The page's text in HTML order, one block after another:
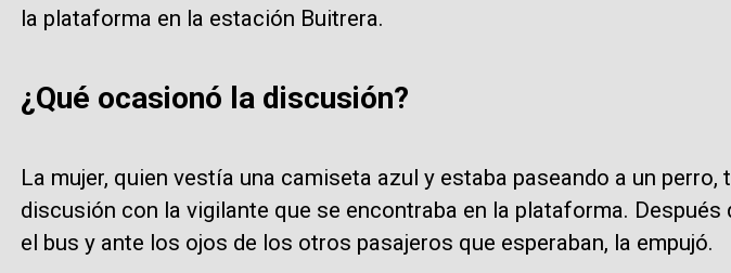
la plataforma en la estación Buitrera.
¿Qué ocasionó la discusión?
La mujer, quien vestía una camiseta azul y estaba paseando a un perro,
discusión con la vigilante que se encontraba en la plataforma. Después
el bus y ante los ojos de los otros pasajeros que esperaban, la empujó.